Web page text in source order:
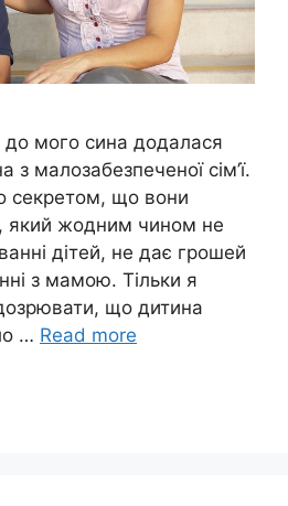
мого сина додалася
з малозабезпеченої сім’ї.
секретом, що вони
який жодним чином не
дітей, не дає грошей
з мамою. Тільки я
що дитина
… Read more